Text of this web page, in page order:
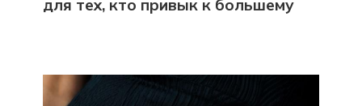
для тех, кто привык к большему